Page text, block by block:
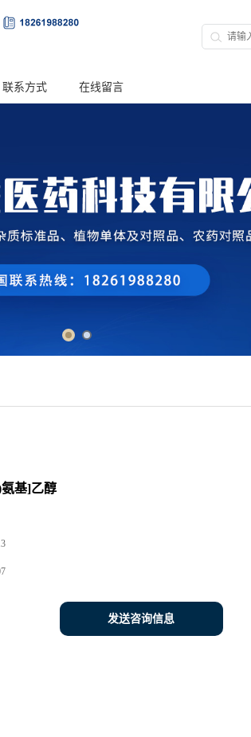
联系方式 在线留言
氨基]乙醇
发送咨询信息